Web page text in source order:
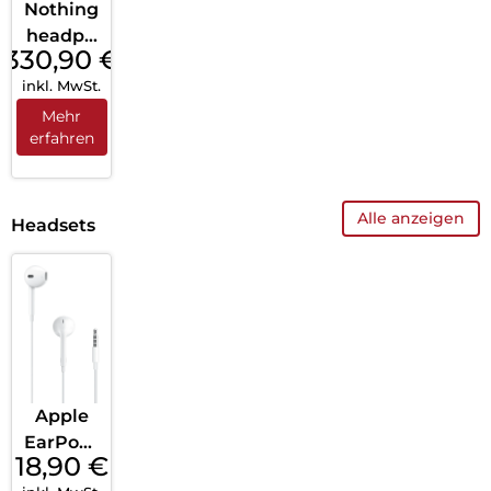
Nothing
headph
one (1)
Schwar
z
330,90 €
inkl. MwSt.
Mehr
erfahren
Headsets Alle anzeigen
Apple
EarPods
mit 3,5
18,90 €